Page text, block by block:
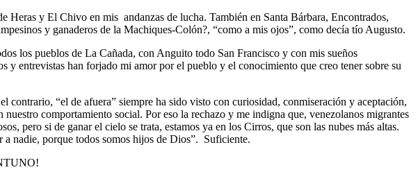
Heras y El Chivo en mis andanzas de lucha. También en Santa Bárbara, Encontrados,
y ganaderos de la Machiques-Colón?, “como a mis ojos”, como decía tío Augusto.
los pueblos de La Cañada, con Anguito todo San Francisco y con mis sueños
y entrevistas han forjado mi amor por el pueblo y el conocimiento que creo tener sobre su
contrario, “el de afuera” siempre ha sido visto con curiosidad, conmiseración y aceptación,
comportamiento social. Por eso la rechazo y me indigna que, venezolanos migrantes
pero si de ganar el cielo se trata, estamos ya en los Cirros, que son las nubes más altas.
a nadie, porque todos somos hijos de Dios”. Suficiente.